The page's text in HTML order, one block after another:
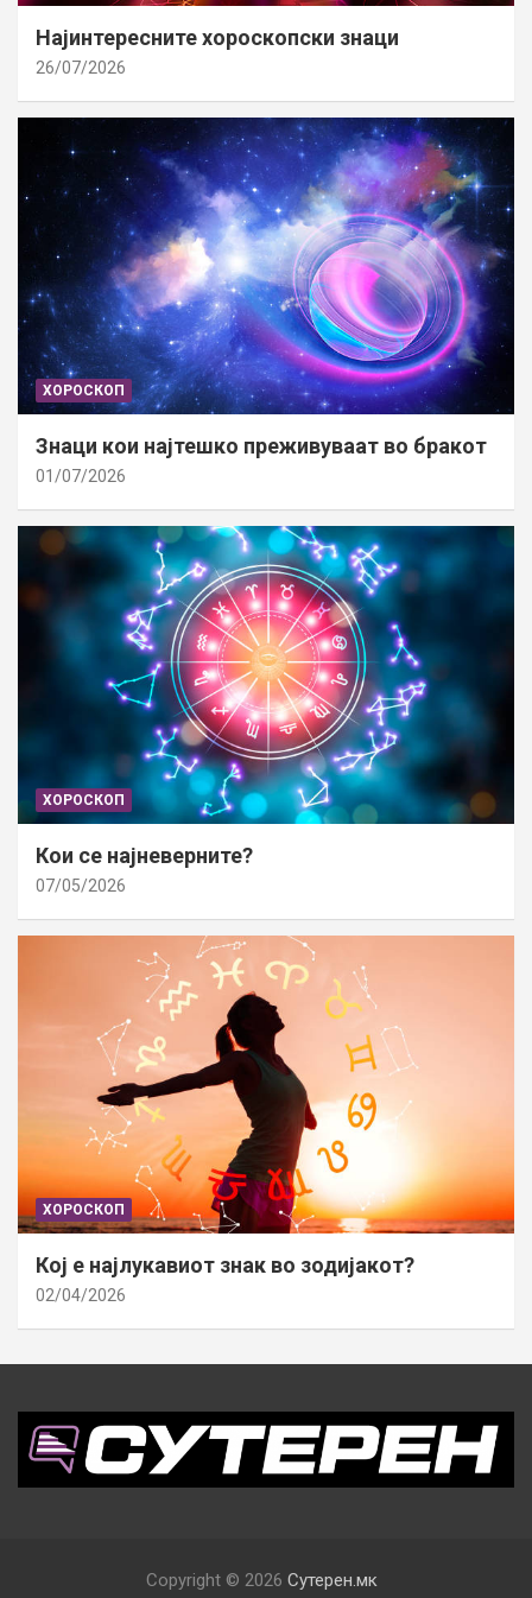
Најинтересните хороскопски знаци
26/07/2026
ХОРОСКОП
Знаци кои најтешко преживуваат во бракот
01/07/2026
ХОРОСКОП
Кои се најневерните?
07/05/2026
ХОРОСКОП
Кој е најлукавиот знак во зодијакот?
02/04/2026
Copyright © 2026 Сутерен.мк